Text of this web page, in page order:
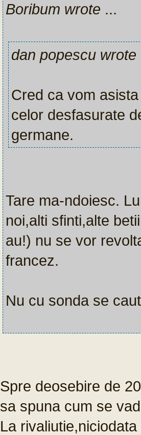
Boribum wrote ...
dan popescu wrote
Cred ca vom
celor desfasurate
germane.
Tare ma-ndoiesc.
noi,alti sfinti,alte
au!) nu se vor
francez.
Nu cu sonda se
Spre deosebire de
sa spuna cum se
La